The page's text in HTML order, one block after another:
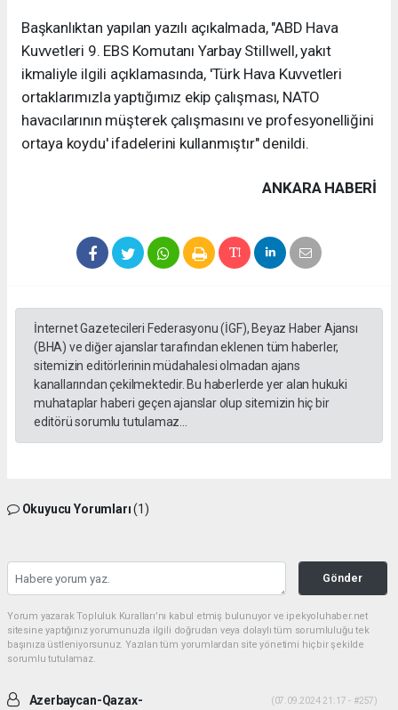
Başkanlıktan yapılan yazılı açıkalmada, "ABD Hava
Kuvvetleri 9. EBS Komutanı Yarbay Stillwell, yakıt
ikmaliyle ilgili açıklamasında, 'Türk Hava Kuvvetleri
ortaklarımızla yaptığımız ekip çalışması, NATO
havacılarının müşterek çalışmasını ve profesyonelliğini
ortaya koydu' ifadelerini kullanmıştır" denildi.
ANKARA HABERİ
İnternet Gazetecileri Federasyonu (İGF), Beyaz Haber Ajansı
(BHA) ve diğer ajanslar tarafından eklenen tüm haberler,
sitemizin editörlerinin müdahalesi olmadan ajans
kanallarından çekilmektedir. Bu haberlerde yer alan hukuki
muhataplar haberi geçen ajanslar olup sitemizin hiç bir
editörü sorumlu tutulamaz...
Okuyucu Yorumları(1)
Gönder
Yorum yazarak Topluluk Kuralları’nı kabul etmiş bulunuyor ve ipekyoluhaber.net
sitesine yaptığınız yorumunuzla ilgili doğrudan veya dolaylı tüm sorumluluğu tek
başınıza üstleniyorsunuz. Yazılan tüm yorumlardan site yönetimi hiçbir şekilde
sorumlu tutulamaz.
Azerbaycan-Qazax- (07.09.2024 21:17 - #257)